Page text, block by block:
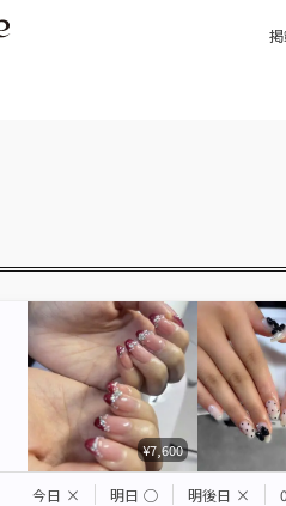
¥7,600
今日 × 明日 ◯ 明後日 ×